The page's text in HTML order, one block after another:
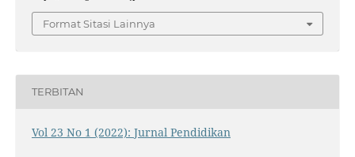
Format Sitasi Lainnya
TERBITAN
Vol 23 No 1 (2022): Jurnal Pendidikan